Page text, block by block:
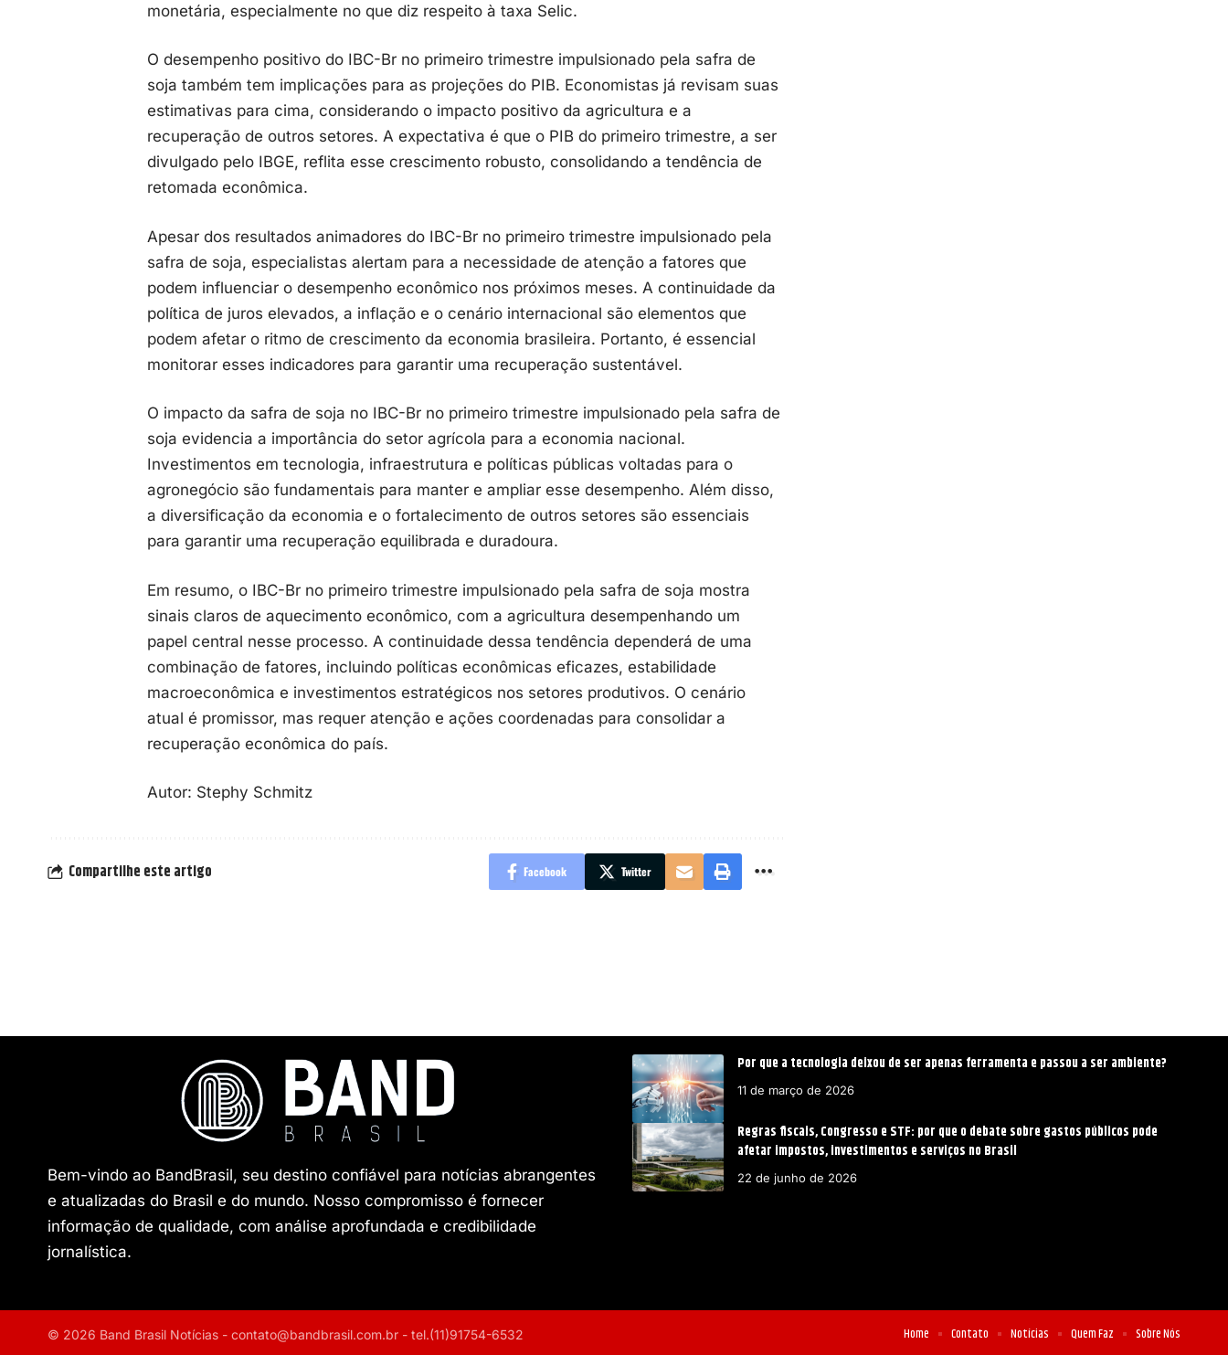
monetária, especialmente no que diz respeito à taxa Selic.
O desempenho positivo do IBC-Br no primeiro trimestre impulsionado pela safra de
soja também tem implicações para as projeções do PIB. Economistas já revisam suas
estimativas para cima, considerando o impacto positivo da agricultura e a
recuperação de outros setores. A expectativa é que o PIB do primeiro trimestre, a ser
divulgado pelo IBGE, reflita esse crescimento robusto, consolidando a tendência de
retomada econômica.
Apesar dos resultados animadores do IBC-Br no primeiro trimestre impulsionado pela
safra de soja, especialistas alertam para a necessidade de atenção a fatores que
podem influenciar o desempenho econômico nos próximos meses. A continuidade da
política de juros elevados, a inflação e o cenário internacional são elementos que
podem afetar o ritmo de crescimento da economia brasileira. Portanto, é essencial
monitorar esses indicadores para garantir uma recuperação sustentável.
O impacto da safra de soja no IBC-Br no primeiro trimestre impulsionado pela safra de
soja evidencia a importância do setor agrícola para a economia nacional.
Investimentos em tecnologia, infraestrutura e políticas públicas voltadas para o
agronegócio são fundamentais para manter e ampliar esse desempenho. Além disso,
a diversificação da economia e o fortalecimento de outros setores são essenciais
para garantir uma recuperação equilibrada e duradoura.
Em resumo, o IBC-Br no primeiro trimestre impulsionado pela safra de soja mostra
sinais claros de aquecimento econômico, com a agricultura desempenhando um
papel central nesse processo. A continuidade dessa tendência dependerá de uma
combinação de fatores, incluindo políticas econômicas eficazes, estabilidade
macroeconômica e investimentos estratégicos nos setores produtivos. O cenário
atual é promissor, mas requer atenção e ações coordenadas para consolidar a
recuperação econômica do país.
Autor: Stephy Schmitz
Compartilhe este artigo Facebook Twitter
Bem-vindo ao BandBrasil, seu destino confiável para notícias abrangentes
e atualizadas do Brasil e do mundo. Nosso compromisso é fornecer
informação de qualidade, com análise aprofundada e credibilidade
jornalística.
Por que a tecnologia deixou de ser apenas ferramenta e passou a ser ambiente?
11 de março de 2026
Regras fiscais, Congresso e STF: por que o debate sobre gastos públicos pode
afetar impostos, investimentos e serviços no Brasil
22 de junho de 2026
© 2026 Band Brasil Notícias - contato@bandbrasil.com.br - tel.(11)91754-6532 Home Contato Notícias Quem Faz Sobre Nós